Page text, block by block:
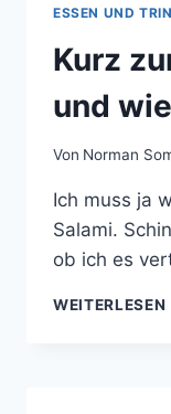
ESSEN UND
Kurz
und
Von Norman
Ich muss ja
Salami.
ob ich es
WEITERLESEN